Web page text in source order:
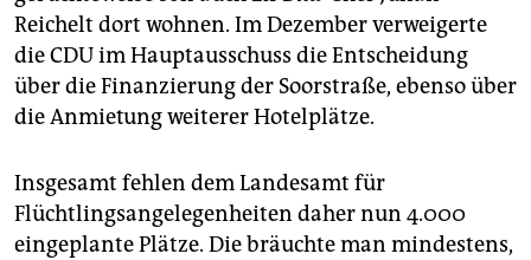
Reichelt dort wohnen. Im Dezember verweigerte
die CDU im Hauptausschuss die Entscheidung
über die Finanzierung der Soorstraße, ebenso über
die Anmietung weiterer Hotelplätze.
Insgesamt fehlen dem Landesamt für
Flüchtlingsangelegenheiten daher nun 4.000
eingeplante Plätze. Die bräuchte man mindestens,